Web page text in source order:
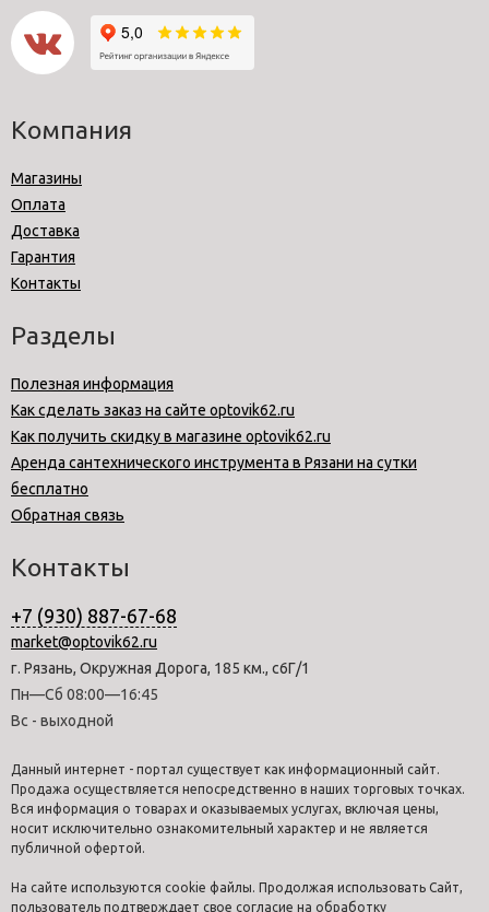
Компания
Магазины
Оплата
Доставка
Гарантия
Контакты
Разделы
Полезная информация
Как сделать заказ на сайте optovik62.ru
Как получить скидку в магазине optovik62.ru
Аренда сантехнического инструмента в Рязани на сутки
бесплатно
Обратная связь
Контакты
+7 (930) 887-67-68
market@optovik62.ru
г. Рязань, Окружная Дорога, 185 км., с6Г/1
Пн—Сб 08:00—16:45
Вс - выходной
Данный интернет - портал существует как информационный сайт.
Продажа осуществляется непосредственно в наших торговых точках.
Вся информация о товарах и оказываемых услугах, включая цены,
носит исключительно ознакомительный характер и не является
публичной офертой.
На сайте используются cookie файлы. Продолжая использовать Сайт,
пользователь подтверждает свое согласие на обработку